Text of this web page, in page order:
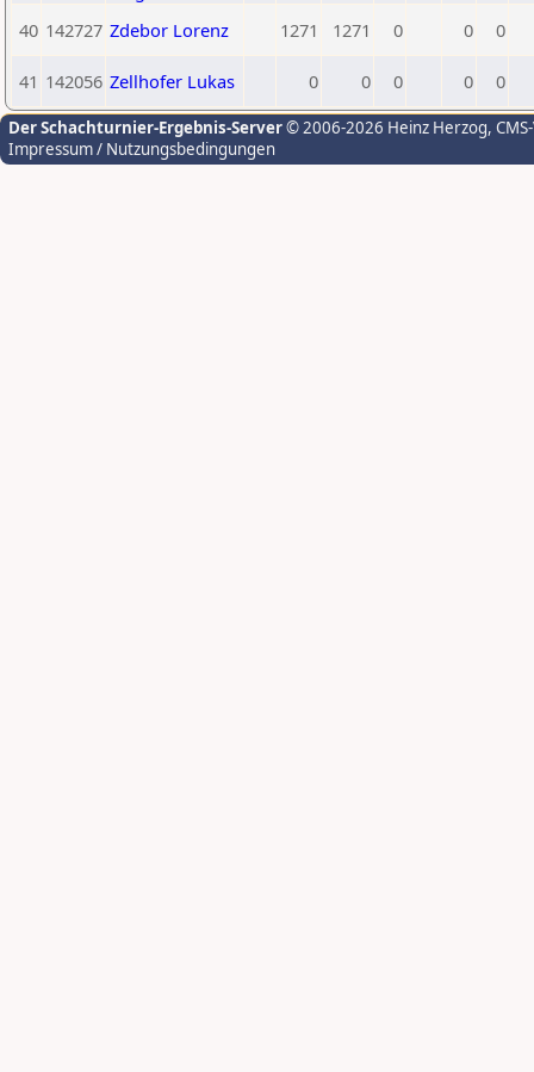
40 142727 Zdebor Lorenz 1271 1271 0 0 0
41 142056 Zellhofer Lukas 0 0 0 0 0
Der Schachturnier-Ergebnis-Server© 2006-2026 Heinz Herzog,
Impressum / Nutzungsbedingungen